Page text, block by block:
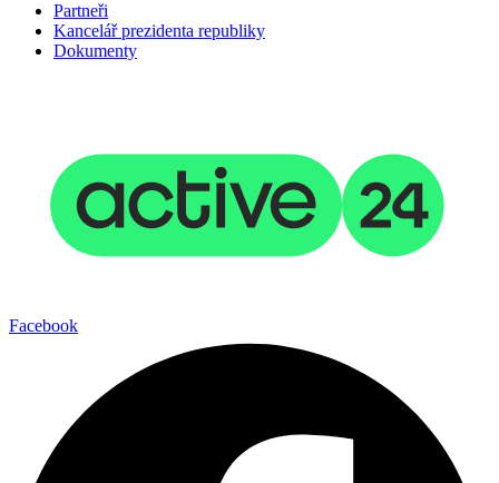
Partneři
Kancelář prezidenta republiky
Dokumenty
Facebook